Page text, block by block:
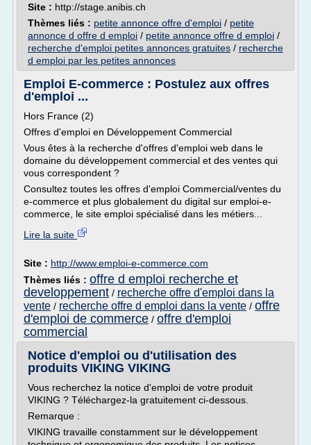
Site : http://stage.anibis.ch
Thèmes liés : petite annonce offre d'emploi / petite
annonce d offre d emploi / petite annonce offre d emploi /
recherche d'emploi petites annonces gratuites / recherche
d emploi par les petites annonces
Emploi E-commerce : Postulez aux offres
d'emploi ...
Hors France (2)
Offres d'emploi en Développement Commercial
Vous êtes à la recherche d'offres d'emploi web dans le
domaine du développement commercial et des ventes qui
vous correspondent ?
Consultez toutes les offres d'emploi Commercial/ventes du
e-commerce et plus globalement du digital sur emploi-e-
commerce, le site emploi spécialisé dans les métiers...
Lire la suite
Site : http://www.emploi-e-commerce.com
Thèmes liés : offre d emploi recherche et
developpement / recherche offre d'emploi dans la
vente / recherche offre d emploi dans la vente / offre
d'emploi de commerce / offre d'emploi
commercial
Notice d'emploi ou d'utilisation des
produits VIKING VIKING
Vous recherchez la notice d'emploi de votre produit
VIKING ? Téléchargez-la gratuitement ci-dessous.
Remarque :
VIKING travaille constamment sur le développement